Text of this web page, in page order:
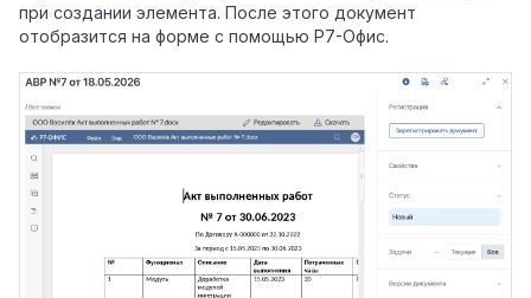
при создании элемента. После этого документ
отобразится на форме с помощью Р7-Офис.